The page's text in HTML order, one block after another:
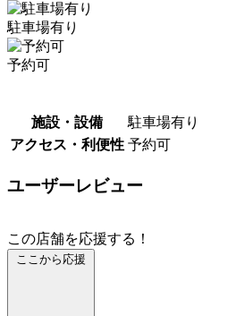
駐車場有り
予約可
施設・設備
駐車場有り
アクセス・利便性 予約可
ユーザーレビュー
この店舗を応援する！
ここから応援